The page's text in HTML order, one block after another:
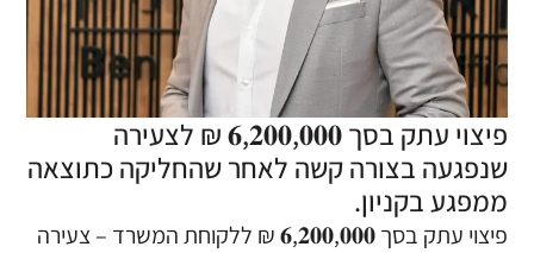
פיצוי עתק בסך 𝟔,𝟐𝟎𝟎,𝟎𝟎𝟎 ₪ לצעירה
שנפגעה בצורה קשה לאחר שהחליקה כתוצאה
ממפגע בקניון.
פיצוי עתק בסך 𝟔,𝟐𝟎𝟎,𝟎𝟎𝟎 ₪ ללקוחת המשרד – צעירה